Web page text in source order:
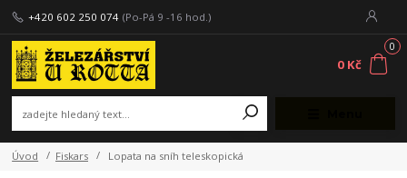
+420 602 250 074 (Po-Pá 9 -16 hod.)
0
0 Kč
Úvod Fiskars Lopata na sníh teleskopická